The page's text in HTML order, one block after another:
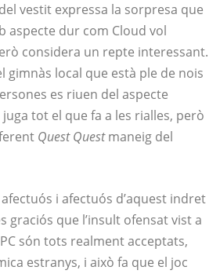
vestit expressa la sorpresa que
aspecte dur com Cloud vol
considera un repte interessant.
gimnàs local que està ple de nois
es riuen del aspecte
tot el que fa a les rialles, però
Quest Questmaneig del
i afectuós d’aquest indret
graciós que l’insult ofensat vist a
són tots realment acceptats,
estranys, i això fa que el joc